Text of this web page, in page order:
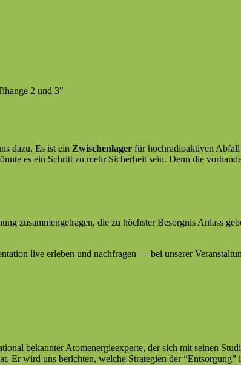
dazu. Es ist ein Zwis­chen­lager für hochra­dioak­tiv­en Abfall
es ein Schritt zu mehr Sicher­heit sein. Denn die
zusam­menge­tra­gen, die zu höch­ster Besorg­nis Anlass
live erleben und nach­fra­gen — bei unser­er
bekan­nter Atom­en­ergie­ex­perte, der sich mit seinen
Er wird uns bericht­en, welche Strate­gien der